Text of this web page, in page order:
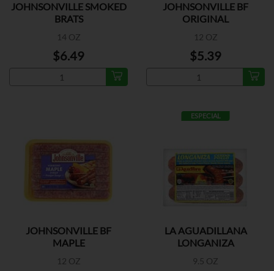
JOHNSONVILLE SMOKED
BRATS
14 OZ
$6.49
JOHNSONVILLE BF
ORIGINAL
12 OZ
$5.39
JOHNSONVILLE BF
MAPLE
12 OZ
ESPECIAL
LA AGUADILLANA
LONGANIZA
9.5 OZ